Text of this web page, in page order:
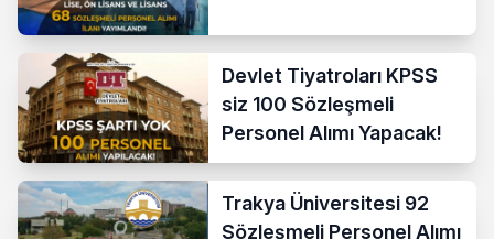
Devlet Tiyatroları KPSS
siz 100 Sözleşmeli
Personel Alımı Yapacak!
Trakya Üniversitesi 92
Sözleşmeli Personel Alımı